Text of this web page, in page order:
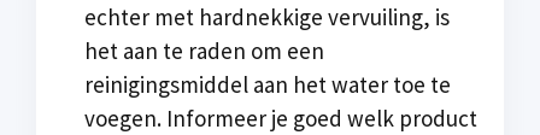
echter met hardnekkige vervuiling, is
het aan te raden om een
reinigingsmiddel aan het water toe te
voegen. Informeer je goed welk product